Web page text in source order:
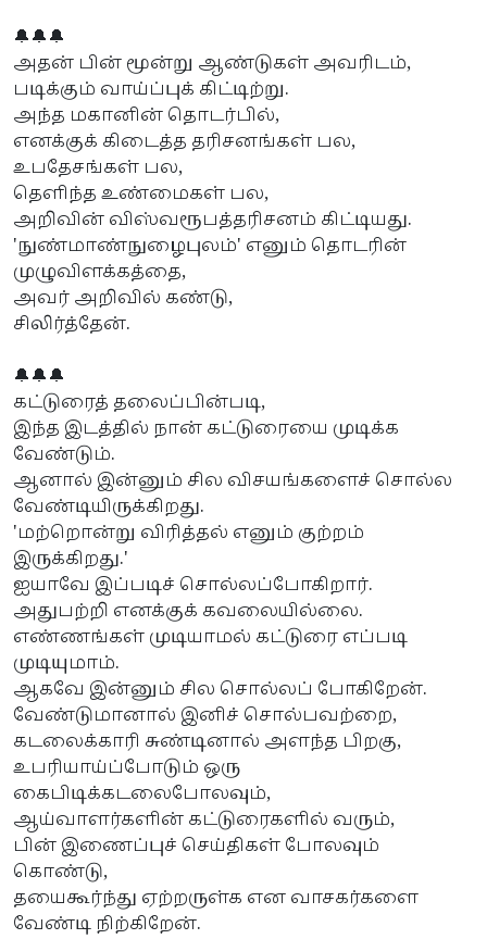
🔔🔔🔔
அதன் பின் மூன்று ஆண்டுகள் அவரிடம்,
படிக்கும் வாய்ப்புக் கிட்டிற்று.
அந்த மகானின் தொடர்பில்,
எனக்குக் கிடைத்த தரிசனங்கள் பல,
உபதேசங்கள் பல,
தெளிந்த உண்மைகள் பல,
அறிவின் விஸ்வரூபத்தரிசனம் கிட்டியது.
'நுண்மாண்நுழைபுலம்' எனும் தொடரின்
முழுவிளக்கத்தை,
அவர் அறிவில் கண்டு,
சிலிர்த்தேன்.
🔔🔔🔔
கட்டுரைத் தலைப்பின்படி,
இந்த இடத்தில் நான் கட்டுரையை முடிக்க
வேண்டும்.
ஆனால் இன்னும் சில விசயங்களைச் சொல்ல
வேண்டியிருக்கிறது.
'மற்றொன்று விரித்தல் எனும் குற்றம்
இருக்கிறது.'
ஐயாவே இப்படிச் சொல்லப்போகிறார்.
அதுபற்றி எனக்குக் கவலையில்லை.
எண்ணங்கள் முடியாமல் கட்டுரை எப்படி
முடியுமாம்.
ஆகவே இன்னும் சில சொல்லப் போகிறேன்.
வேண்டுமானால் இனிச் சொல்பவற்றை,
கடலைக்காரி சுண்டினால் அளந்த பிறகு,
உபரியாய்ப்போடும் ஒரு
கைபிடிக்கடலைபோலவும்,
ஆய்வாளர்களின் கட்டுரைகளில் வரும்,
பின் இணைப்புச் செய்திகள் போலவும்
கொண்டு,
தயைகூர்ந்து ஏற்றருள்க என வாசகர்களை
வேண்டி நிற்கிறேன்.